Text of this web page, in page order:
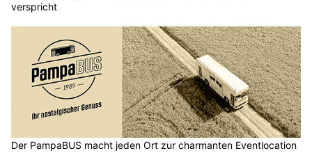
verspricht
Der PampaBUS macht jeden Ort zur charmanten Eventlocation